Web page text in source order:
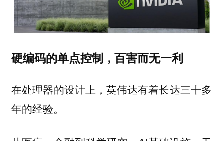
硬编码的单点控制，百害而无一利
在处理器的设计上，英伟达有着长达三十多
年的经验。